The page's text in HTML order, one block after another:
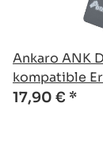
Ankaro ANK
kompatible
17,90 € *